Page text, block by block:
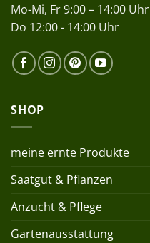
Mo-Mi, Fr 9:00 – 14:00 Uhr
Do 12:00 - 14:00 Uhr
SHOP
meine ernte Produkte
Saatgut & Pflanzen
Anzucht & Pflege
Gartenausstattung